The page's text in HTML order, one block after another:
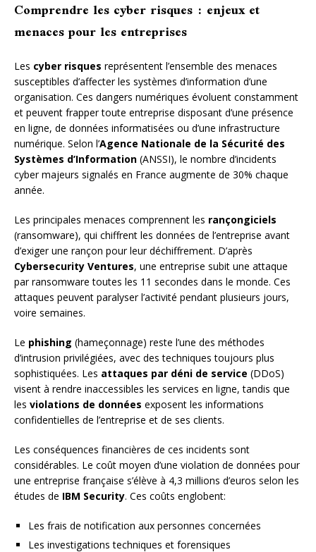
Comprendre les cyber risques : enjeux et
menaces pour les entreprises
Les cyber risques représentent l’ensemble des menaces
susceptibles d’affecter les systèmes d’information d’une
organisation. Ces dangers numériques évoluent constamment
et peuvent frapper toute entreprise disposant d’une présence
en ligne, de données informatisées ou d’une infrastructure
numérique. Selon l’Agence Nationale de la Sécurité des
Systèmes d’Information (ANSSI), le nombre d’incidents
cyber majeurs signalés en France augmente de 30% chaque
année.
Les principales menaces comprennent les rançongiciels
(ransomware), qui chiffrent les données de l’entreprise avant
d’exiger une rançon pour leur déchiffrement. D’après
Cybersecurity Ventures, une entreprise subit une attaque
par ransomware toutes les 11 secondes dans le monde. Ces
attaques peuvent paralyser l’activité pendant plusieurs jours,
voire semaines.
Le phishing (hameçonnage) reste l’une des méthodes
d’intrusion privilégiées, avec des techniques toujours plus
sophistiquées. Les attaques par déni de service (DDoS)
visent à rendre inaccessibles les services en ligne, tandis que
les violations de données exposent les informations
confidentielles de l’entreprise et de ses clients.
Les conséquences financières de ces incidents sont
considérables. Le coût moyen d’une violation de données pour
une entreprise française s’élève à 4,3 millions d’euros selon les
études de IBM Security. Ces coûts englobent:
Les frais de notification aux personnes concernées
Les investigations techniques et forensiques